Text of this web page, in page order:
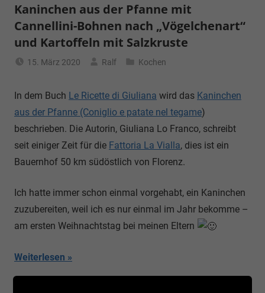
Kaninchen aus der Pfanne mit
Cannellini-Bohnen nach „Vögelchenart“
und Kartoffeln mit Salzkruste
15. März 2020 Ralf Kochen
In dem Buch Le Ricette di Giuliana wird das Kaninchen
aus der Pfanne (Coniglio e patate nel tegame)
beschrieben. Die Autorin, Giuliana Lo Franco, schreibt
seit einiger Zeit für die Fattoria La Vialla, dies ist ein
Bauernhof 50 km südöstlich von Florenz.
Ich hatte immer schon einmal vorgehabt, ein Kaninchen
zuzubereiten, weil ich es nur einmal im Jahr bekomme –
am ersten Weihnachtstag bei meinen Eltern
Weiterlesen